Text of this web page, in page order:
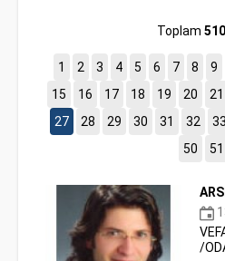
Toplam 510
1 2 3 4 5 6 7 8 9
15
16 17 18 19 20 21
27
28 29 30 31 32 33
50
51
/